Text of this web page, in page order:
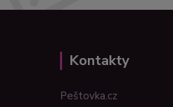
Kontakty
Peštovka.cz